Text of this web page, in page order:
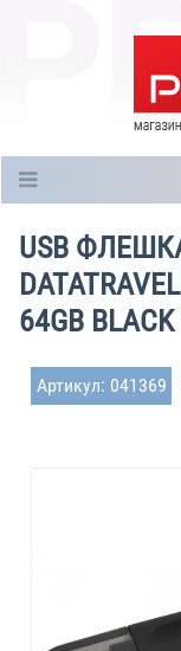
USB
64GB BLACK
Артикул: 041369